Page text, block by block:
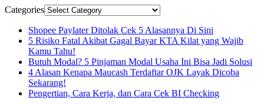
Categories
Shopee Paylater Ditolak Cek 5 Alasannya Di Sini
5 Risiko Fatal Akibat Gagal Bayar KTA Kilat yang Wajib
Kamu Tahu!
Butuh Modal? 5 Pinjaman Modal Usaha Ini Bisa Jadi Solusi
4 Alasan Kenapa Maucash Terdaftar OJK Layak Dicoba
Sekarang!
Pengertian, Cara Kerja, dan Cara Cek BI Checking